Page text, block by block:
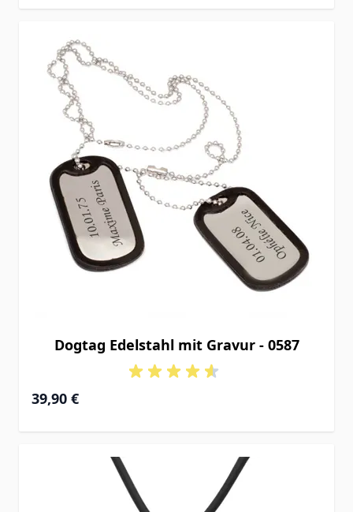
Dogtag Edelstahl mit Gravur - 0587
39,90 €